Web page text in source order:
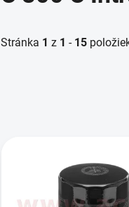
Stránka 1 z 1 - 15